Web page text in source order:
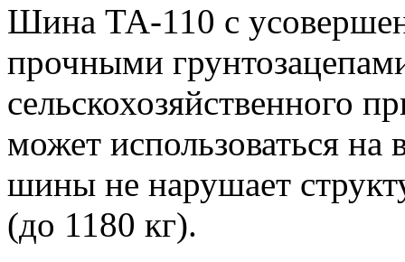
Шина ТА-110 с
прочными
сельскохозяйственного
может использоваться на
шины не нарушает
(до 1180 кг).